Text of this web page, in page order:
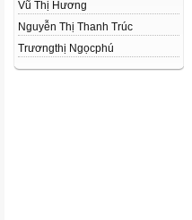
Vũ Thị Hương
Nguyễn Thị Thanh Trúc
Trươngthị Ngọcphú